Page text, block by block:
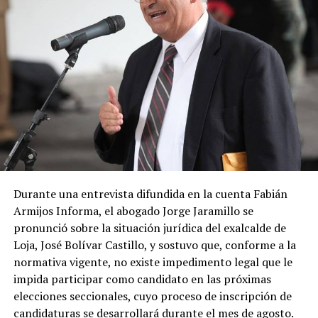
recuperar la visión histórica de desarrollo de la
provincia, fortalecer la institucionalidad democrática y
defender los intereses de Loja, colocando a la lojanidad
como uno de los pilares fundamentales del proyecto
político.
Por su parte, Pablo Romero, director provincial de
APLA, explicó que la alianza es el resultado de un
proceso de diálogo entre organizaciones políticas y
diversos colectivos ciudadanos. Destacó que el acuerdo
la participación democrática y generar condiciones para
un desarrollo sostenible e inclusivo.
La alianza también definió acuerdos para varias
dignidades cantonales. En los cantones de Calvas,
Catamayo, Chaguarpamba y Espíndolase
establecieron candidaturas conjuntas, mientras que en
Durante una entrevista difundida en la cuenta Fabián
Armijos Informa, el abogado Jorge Jaramillo se
pronunció sobre la situación jurídica del exalcalde de
Loja, José Bolívar Castillo, y sostuvo que, conforme a la
normativa vigente, no existe impedimento legal que le
impida participar como candidato en las próximas
elecciones seccionales, cuyo proceso de inscripción de
candidaturas se desarrollará durante el mes de agosto.